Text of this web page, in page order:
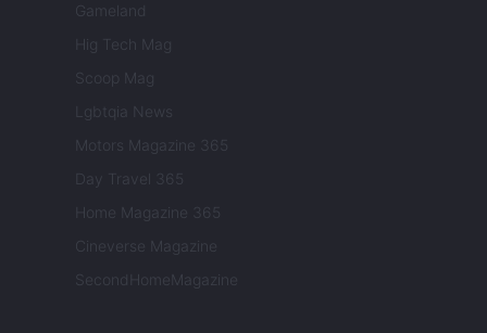
Gameland
Hig Tech Mag
Scoop Mag
Lgbtqia News
Motors Magazine 365
Day Travel 365
Home Magazine 365
Cineverse Magazine
SecondHomeMagazine